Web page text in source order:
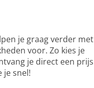
je graag verder met
voor. Zo kies je
je direct een prijs
je snel!